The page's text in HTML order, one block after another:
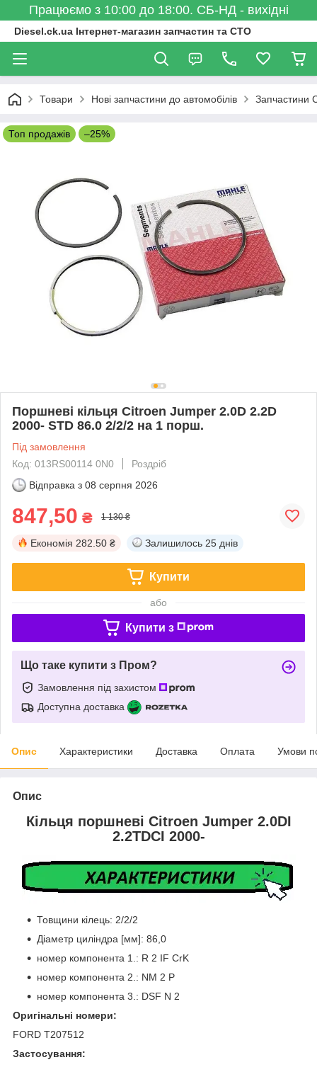
Працюємо з 10:00 до 18:00. СБ-НД - вихідні
Diesel.ck.ua Інтернет-магазин запчастин та СТО
Товари Нові запчастини до автомобілів Запчастини
Топ продажів –25%
Поршневі кільця Citroen Jumper 2.0D 2.2D
2000- STD 86.0 2/2/2 на 1 порш.
Під замовлення
Код: 013RS00114 0N0
Роздріб
Відправка з 08 серпня 2026
847,50 ₴ 1 130 ₴
Економія 282.50 ₴ Залишилось 25 днів
Купити
або
Купити з
Що таке купити з Пром?
Замовлення під захистом
Доступна доставка
Опис Характеристики Доставка Оплата Умови
Опис
Кільця поршневі Citroen Jumper 2.0DI
2.2TDCI 2000-
Товщини кілець: 2/2/2
Діаметр циліндра [мм]: 86,0
номер компонента 1.: R 2 IF CrK
номер компонента 2.: NM 2 P
номер компонента 3.: DSF N 2
Оригінальні номери:
FORD T207512
Застосування: